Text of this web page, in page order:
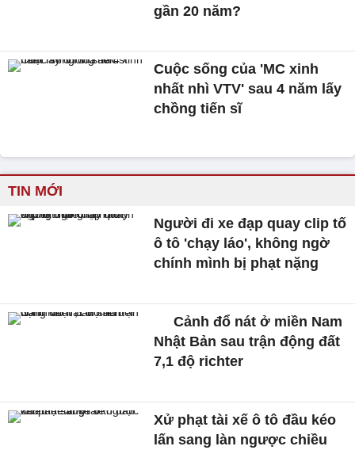
gần 20 năm?
Cuộc sống của 'MC xinh
nhất nhì VTV' sau 4 năm lấy
chồng tiến sĩ
TIN MỚI
Người đi xe đạp quay clip tố
ô tô 'chạy láo', không ngờ
chính mình bị phạt nặng
Cảnh đổ nát ở miền Nam
Nhật Bản sau trận động đất
7,1 độ richter
Xử phạt tài xế ô tô đầu kéo
lấn sang làn ngược chiều